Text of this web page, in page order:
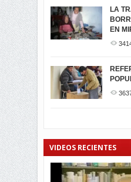
LA
EN
MIRA
POR
VIDEOS RECIENTES